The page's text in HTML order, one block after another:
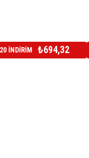
İNDİRİM ₺694,32